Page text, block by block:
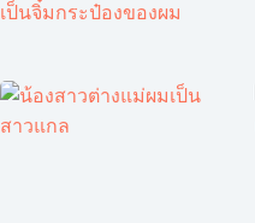
เป็นจิ๋มกระป๋องของผม